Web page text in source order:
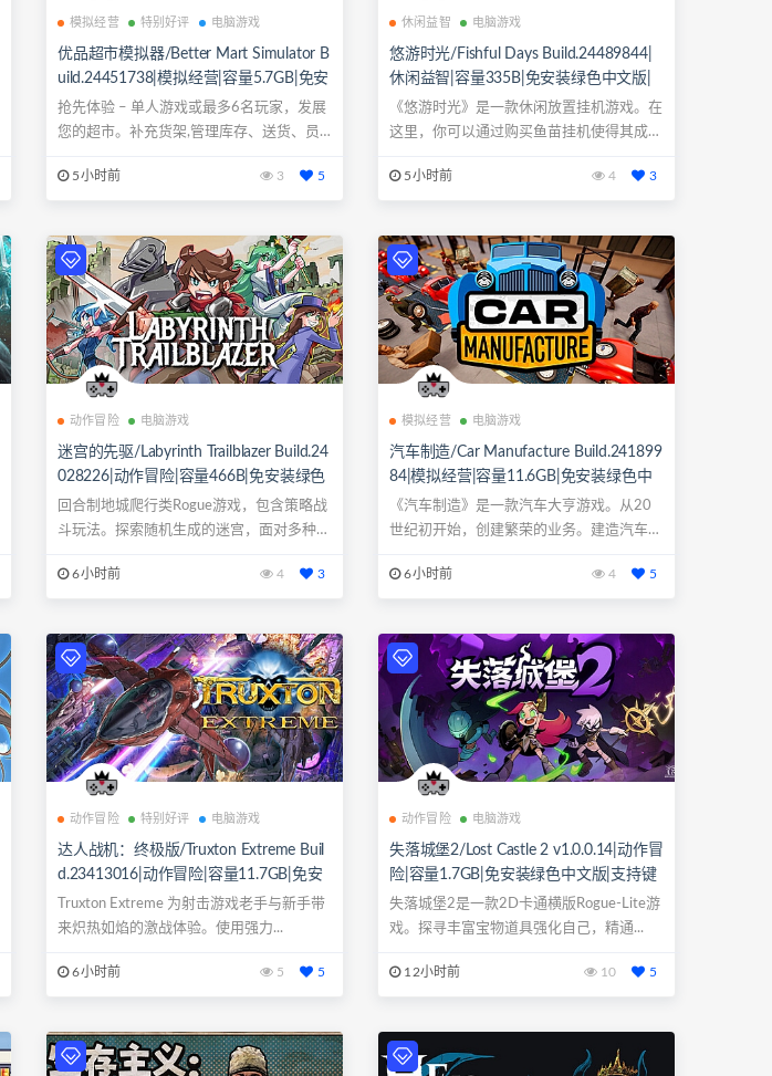
模拟经营 特别好评 电脑游戏
优品超市模拟器/Better Mart Simulator B
uild.24451738|模拟经营|容量5.7GB|免安
装绿色中文版|支持键盘.鼠标.手柄
抢先体验 – 单人游戏或最多6名玩家，发展
您的超市。补充货架,管理库存、送货、员
5小时前 3 5
休闲益智 电脑游戏
悠游时光/Fishful Days Build.24489844|
休闲益智|容量335B|免安装绿色中文版|
支持键盘.鼠标
《悠游时光》是一款休闲放置挂机游戏。在
这里，你可以通过购买鱼苗挂机使得其成
5小时前 4 3
动作冒险 电脑游戏
迷宫的先驱/Labyrinth Trailblazer Build.24
028226|动作冒险|容量466B|免安装绿色
中文版|支持键盘.鼠标.手柄
回合制地城爬行类Rogue游戏，包含策略战
斗玩法。探索随机生成的迷宫，面对多种敌
6小时前 4 3
模拟经营 电脑游戏
汽车制造/Car Manufacture Build.241899
84|模拟经营|容量11.6GB|免安装绿色中
文版|支持键盘.鼠标
《汽车制造》是一款汽车大亨游戏。从20
世纪初开始，创建繁荣的业务。建造汽车，
6小时前 4 5
动作冒险 特别好评 电脑游戏
达人战机：终极版/Truxton Extreme Buil
d.23413016|动作冒险|容量11.7GB|免安
装绿色中文版|支持键盘.鼠标.手柄
Truxton Extreme 为射击游戏老手与新手带
来炽热如焰的激战体验。使用强力...
6小时前 5 5
动作冒险 电脑游戏
失落城堡2/Lost Castle 2 v1.0.0.14|动作冒
险|容量1.7GB|免安装绿色中文版|支持键
盘.鼠标.手柄
失落城堡2是一款2D卡通横版Rogue-Lite游
戏。探寻丰富宝物道具强化自己，精通...
12小时前 10 5